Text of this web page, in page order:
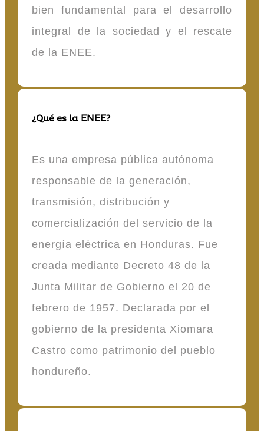
bien fundamental para el desarrollo
integral de la sociedad y el rescate
de la ENEE.
¿Qué es la ENEE?
Es una empresa pública autónoma
responsable de la generación,
transmisión, distribución y
comercialización del servicio de la
energía eléctrica en Honduras. Fue
creada mediante Decreto 48 de la
Junta Militar de Gobierno el 20 de
febrero de 1957. Declarada por el
gobierno de la presidenta Xiomara
Castro como patrimonio del pueblo
hondureño.